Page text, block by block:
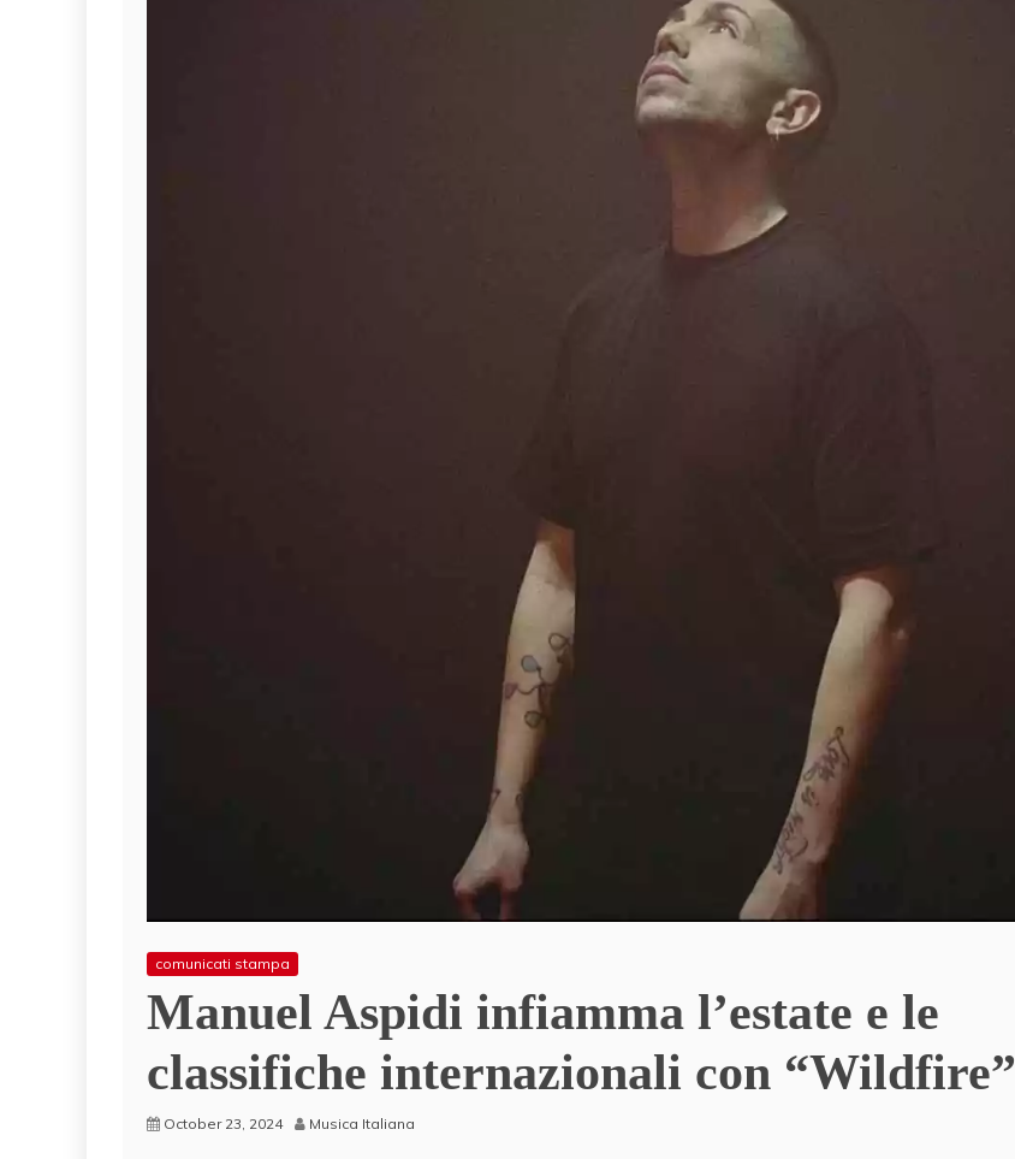
comunicati stampa
Manuel Aspidi infiamma l’estate e le
classifiche internazionali con “Wildfire”
October 23, 2024 Musica Italiana